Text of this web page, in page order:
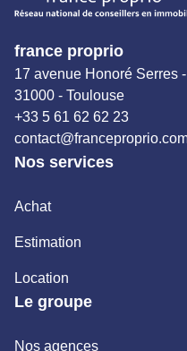
france proprio
17 avenue Honoré Serres
31000 - Toulouse
+33 5 61 62 62 23
Nos services
Achat
Estimation
Location
Le groupe
Nos agences